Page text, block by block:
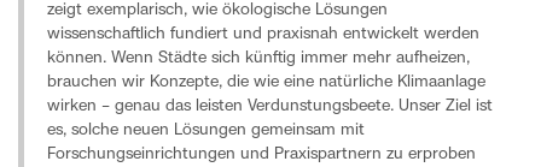
zeigt exemplarisch, wie ökologische Lösungen
wissenschaftlich fundiert und praxisnah entwickelt werden
können. Wenn Städte sich künftig immer mehr aufheizen,
brauchen wir Konzepte, die wie eine natürliche Klimaanlage
wirken – genau das leisten Verdunstungsbeete. Unser Ziel ist
es, solche neuen Lösungen gemeinsam mit
Forschungseinrichtungen und Praxispartnern zu erproben